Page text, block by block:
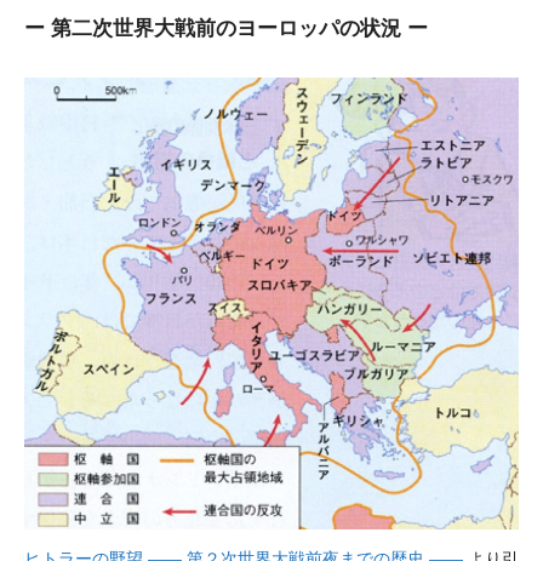
ー 第二次世界大戦前のヨーロッパの状況 ー